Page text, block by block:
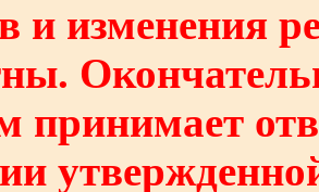
и изменения
принимает